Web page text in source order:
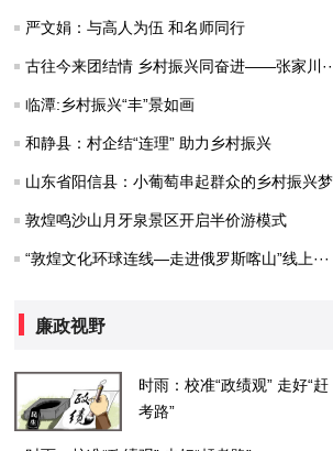
严文娟：与高人为伍 和名师同行
古往今来团结情 乡村振兴同奋进——张家川
临潭:乡村振兴“丰”景如画
和静县：村企结“连理” 助力乡村振兴
山东省阳信县：小葡萄串起群众的乡村振兴梦
敦煌鸣沙山月牙泉景区开启半价游模式
“敦煌文化环球连线—走进俄罗斯喀山”线上···
廉政视野
时雨：校准“政绩观” 走好“赶
考路”